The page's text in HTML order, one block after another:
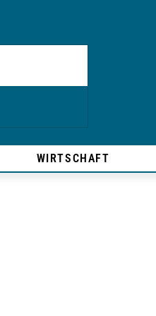
WIRTSCHAFT